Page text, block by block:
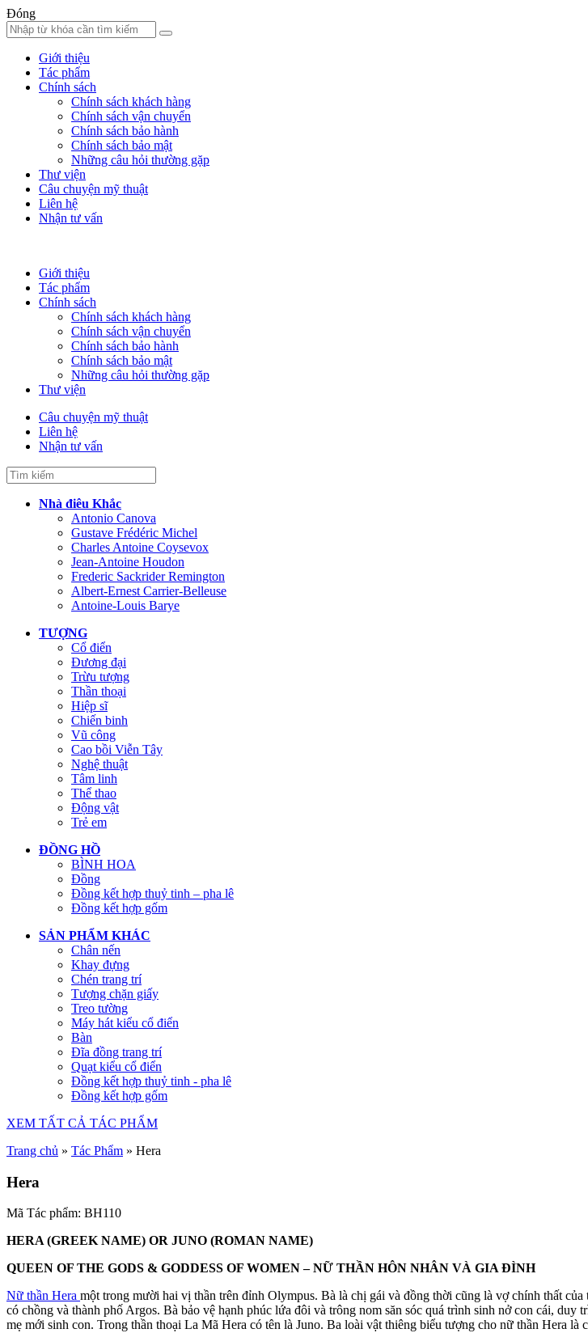
Đóng
Giới thiệu
Tác phẩm
Chính sách
Chính sách khách hàng
Chính sách vận chuyển
Chính sách bảo hành
Chính sách bảo mật
Những câu hỏi thường gặp
Thư viện
Câu chuyện mỹ thuật
Liên hệ
Nhận tư vấn
Giới thiệu
Tác phẩm
Chính sách
Chính sách khách hàng
Chính sách vận chuyển
Chính sách bảo hành
Chính sách bảo mật
Những câu hỏi thường gặp
Thư viện
Câu chuyện mỹ thuật
Liên hệ
Nhận tư vấn
Nhà điêu Khắc
Antonio Canova
Gustave Frédéric Michel
Charles Antoine Coysevox
Jean-Antoine Houdon
Frederic Sackrider Remington
Albert-Ernest Carrier-Belleuse
Antoine-Louis Barye
TƯỢNG
Cổ điển
Đương đại
Trừu tượng
Thần thoại
Hiệp sĩ
Chiến binh
Vũ công
Cao bồi Viễn Tây
Nghệ thuật
Tâm linh
Thể thao
Động vật
Trẻ em
ĐỒNG HỒ
BÌNH HOA
Đồng
Đồng kết hợp thuỷ tinh – pha lê
Đồng kết hợp gốm
SẢN PHẨM KHÁC
Chân nến
Khay đựng
Chén trang trí
Tượng chặn giấy
Treo tường
Máy hát kiểu cổ điển
Bàn
Đĩa đồng trang trí
Quạt kiểu cổ điển
Đồng kết hợp thuỷ tinh - pha lê
Đồng kết hợp gốm
XEM TẤT CẢ TÁC PHẨM
Trang chủ » Tác Phẩm » Hera
Hera
Mã Tác phẩm: BH110
HERA (GREEK NAME) OR JUNO (ROMAN NAME)
QUEEN OF THE GODS & GODDESS OF WOMEN – NỮ THẦN HÔN NHÂN VÀ GIA ĐÌNH
Nữ thần Hera một trong mười hai vị thần trên đỉnh Olympus. Bà là chị gái và đồng thời cũng là vợ chính thất
có chồng và thành phố Argos. Bà bảo vệ hạnh phúc lứa đôi và trông nom săn sóc quá trình sinh nở con cái,
mẹ mới sinh con. Trong thần thoại La Mã Hera có tên là Juno. Ba loài vật thiêng biểu tượng cho nữ thần Hera là